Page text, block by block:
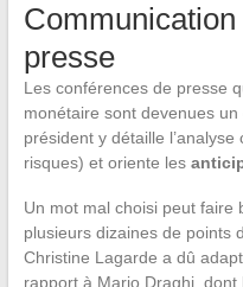
presse
Les conférences de presse
monétaire sont devenues
président y détaille
risques) et oriente les
Un mot mal choisi peut faire
plusieurs dizaines de points
Christine Lagarde a dû
rapport à Mario Draghi,